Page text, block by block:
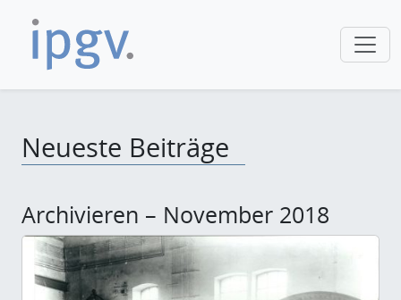
Neueste Beiträge
Archivieren – November 2018